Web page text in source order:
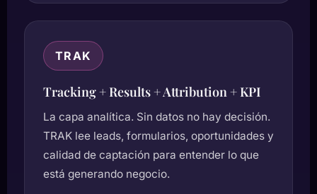
TRAK
Tracking + Results + Attribution + KPI
La capa analítica. Sin datos no hay decisión.
TRAK lee leads, formularios, oportunidades y
calidad de captación para entender lo que
está generando negocio.